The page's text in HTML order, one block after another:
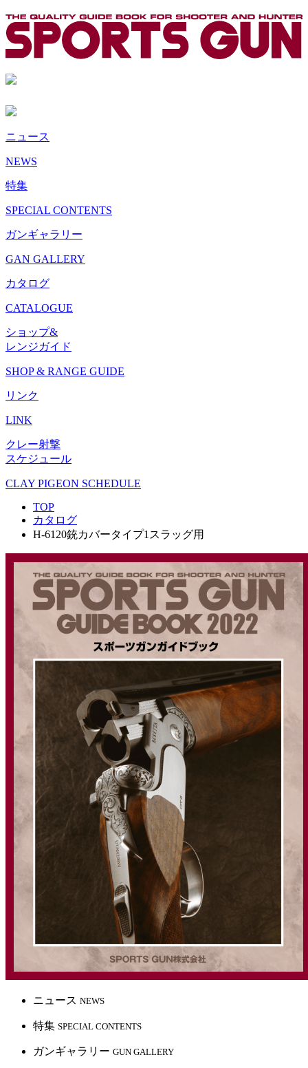
ニュース
NEWS
特集
SPECIAL CONTENTS
ガンギャラリー
GAN GALLERY
カタログ
CATALOGUE
ショップ&
レンジガイド
SHOP & RANGE GUIDE
リンク
LINK
クレー射撃
スケジュール
CLAY PIGEON SCHEDULE
TOP
カタログ
H-6120銃カバータイプ1スラッグ用
ニュース NEWS
特集 SPECIAL CONTENTS
ガンギャラリー GUN GALLERY